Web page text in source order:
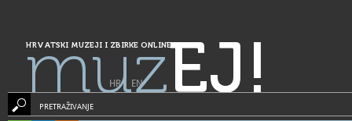
HRVATSKI MUZEJI I ZBIRKE ONLINE
muzEJ!
HR| EN
PRETRAŽIVANJE